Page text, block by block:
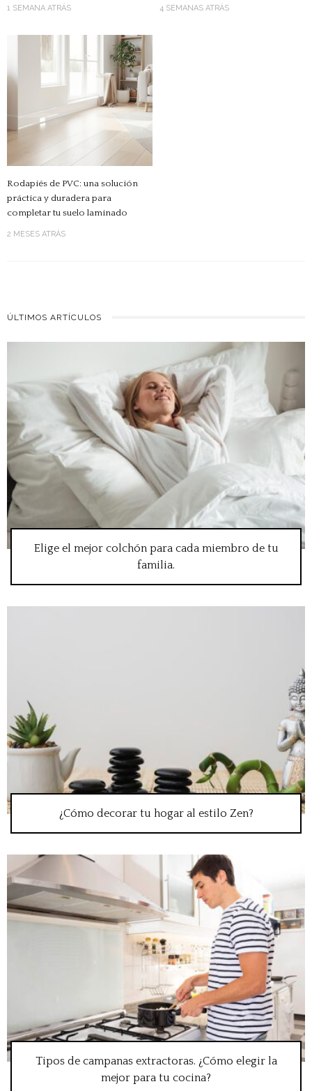
1 SEMANA ATRÁS 4 SEMANAS ATRÁS
Rodapiés de PVC: una solución
práctica y duradera para
completar tu suelo laminado
2 MESES ATRÁS
ÚLTIMOS ARTÍCULOS
Elige el mejor colchón para cada miembro de tu
familia.
¿Cómo decorar tu hogar al estilo Zen?
Tipos de campanas extractoras. ¿Cómo elegir la
mejor para tu cocina?